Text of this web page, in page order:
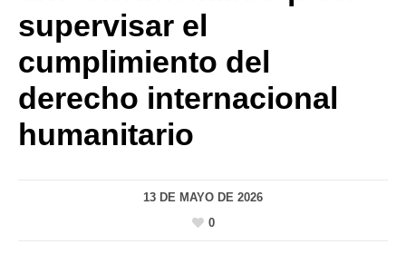
supervisar el
cumplimiento del
derecho internacional
humanitario
13 DE MAYO DE 2026
0